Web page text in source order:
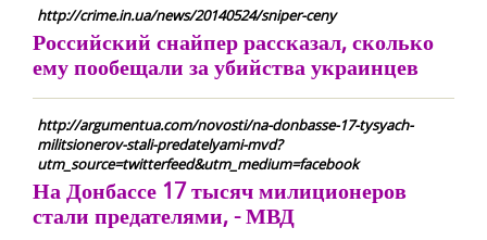
http://crime.in.ua/news/20140524/sniper-ceny
Российский снайпер рассказал, сколько
ему пообещали за убийства украинцев
http://argumentua.com/novosti/na-donbasse-17-tysyach-
militsionerov-stali-predatelyami-mvd?
utm_source=twitterfeed&utm_medium=facebook
На Донбассе 17 тысяч милиционеров
стали предателями, - МВД